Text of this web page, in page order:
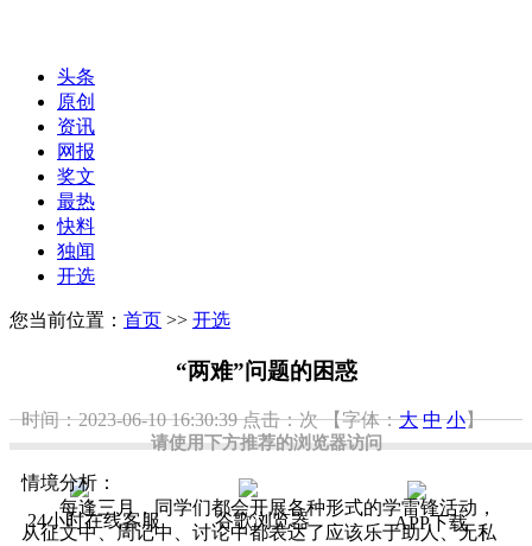
请使用下方推荐的浏览器访问
24小时在线客服 谷歌浏览器 APP下载
头条
原创
资讯
网报
奖文
最热
快料
独闻
开选
您当前位置： 首页 >> 开选
“两难”问题的困惑
时间：2023-06-10 16:30:39点击：次 【字体：大 中 小】
情境分析：
每逢三月，同学们都会开展各种形式的学雷锋活动，
从征文中、周记中、讨论中都表达了应该乐于助人、无私